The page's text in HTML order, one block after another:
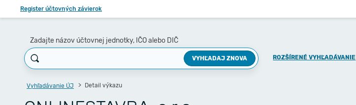
Register účtovných závierok
Zadajte názov účtovnej jednotky, IČO alebo DIČ
VYHĽADAJ ZNOVA ROZŠÍRENÉ VYHĽADÁVANIE
Vyhľadávanie ÚJ Detail výkazu